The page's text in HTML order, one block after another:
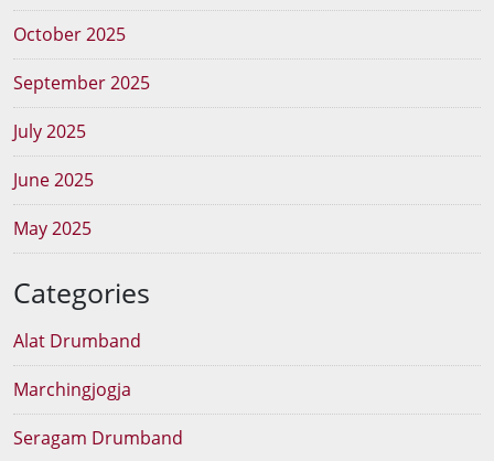
October 2025
September 2025
July 2025
June 2025
May 2025
Categories
Alat Drumband
Marchingjogja
Seragam Drumband